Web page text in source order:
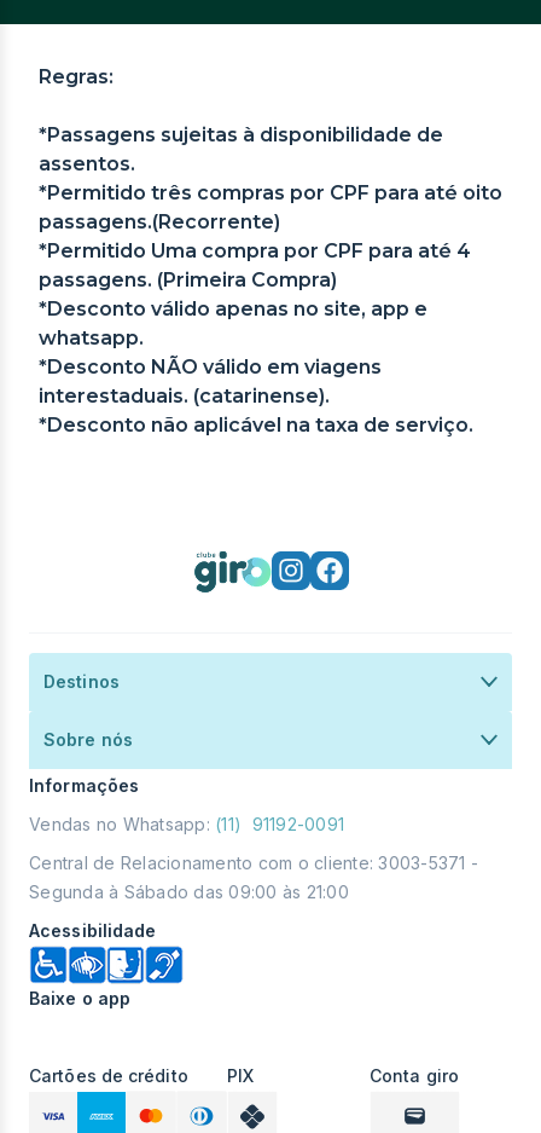
Regras:
*Passagens sujeitas à disponibilidade de
assentos.
*Permitido três compras por CPF para até oito
passagens.(Recorrente)
*Permitido Uma compra por CPF para até 4
passagens. (Primeira Compra)
*Desconto válido apenas no site, app e
whatsapp.
*Desconto NÃO válido em viagens
interestaduais. (catarinense).
*Desconto não aplicável na taxa de serviço.
Destinos
Sobre nós
Informações
Vendas no Whatsapp: (11) 91192-0091
Central de Relacionamento com o cliente: 3003-5371 -
Segunda à Sábado das 09:00 às 21:00
Acessibilidade
Baixe o app
Cartões de crédito PIX Conta giro